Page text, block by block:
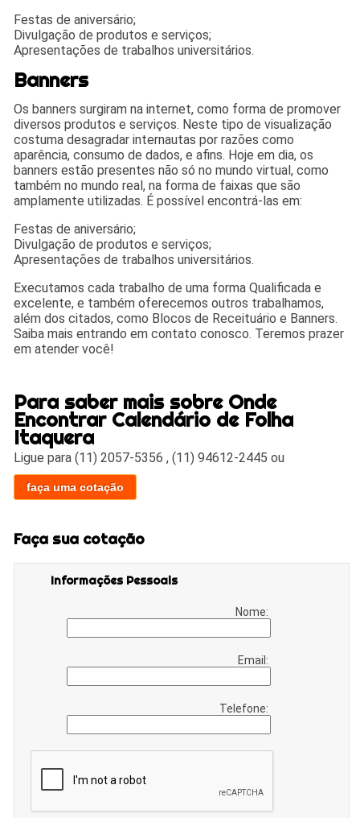
Festas de aniversário;
Divulgação de produtos e serviços;
Apresentações de trabalhos universitários.
Banners
Os banners surgiram na internet, como forma de promover
diversos produtos e serviços. Neste tipo de visualização
costuma desagradar internautas por razões como
aparência, consumo de dados, e afins. Hoje em dia, os
banners estão presentes não só no mundo virtual, como
também no mundo real, na forma de faixas que são
amplamente utilizadas. É possível encontrá-las em:
Festas de aniversário;
Divulgação de produtos e serviços;
Apresentações de trabalhos universitários.
Executamos cada trabalho de uma forma Qualificada e
excelente, e também oferecemos outros trabalhamos,
além dos citados, como Blocos de Receituário e Banners.
Saiba mais entrando em contato conosco. Teremos prazer
em atender você!
Para saber mais sobre Onde
Encontrar Calendário de Folha
Itaquera
Ligue para(11) 2057-5356 ,(11) 94612-2445 ou
faça uma cotação
Faça sua cotação
Informações Pessoais
Nome:
Email:
Telefone: